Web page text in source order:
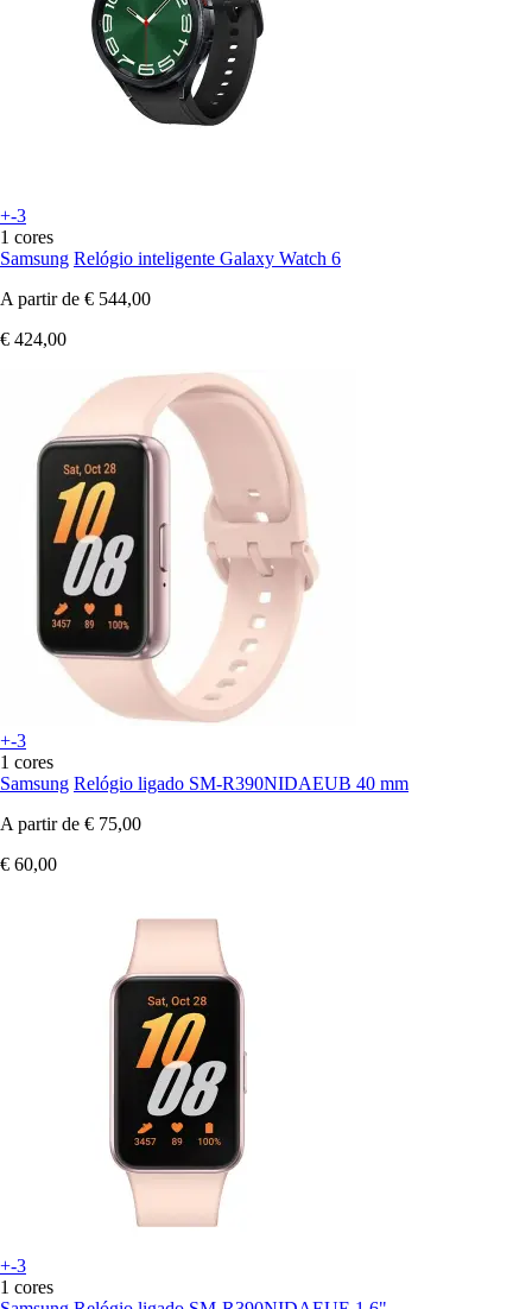
+-3
1 cores
Samsung Relógio inteligente Galaxy Watch 6
A partir de € 544,00
€ 424,00
+-3
1 cores
Samsung Relógio ligado SM-R390NIDAEUB 40 mm
A partir de € 75,00
€ 60,00
+-3
1 cores